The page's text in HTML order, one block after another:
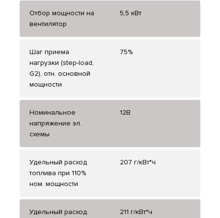
Отбор мощности на
вентилятор
5,5 кВт
Шаг приема
нагрузки (step-load,
G2), отн. основной
мощности
75%
Номинальное
напряжение эл.
схемы
12В
Удельный расход
топлива при 110%
ном. мощности
207 г/кВт*ч
Удельный расход
211 г/кВт*ч